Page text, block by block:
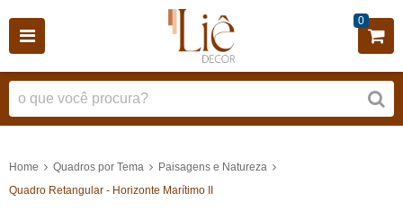
0
Home Quadros por Tema
Paisagens e Natureza
Quadro Retangular - Horizonte Marítimo II